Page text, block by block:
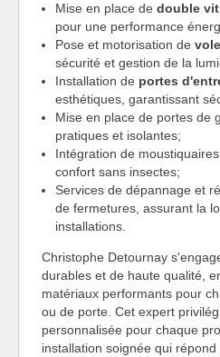
Mise en place de double
pour une performance
Pose et motorisation de
sécurité et gestion de la
Installation de portes
esthétiques, garantissant
Mise en place de portes de
pratiques et isolantes;
Intégration de
confort sans insectes;
Services de dépannage et
de fermetures, assurant la
installations.
Christophe Detournay
durables et de haute qualité,
matériaux performants pour
ou de porte. Cet expert
personnalisée pour chaque
installation soignée qui